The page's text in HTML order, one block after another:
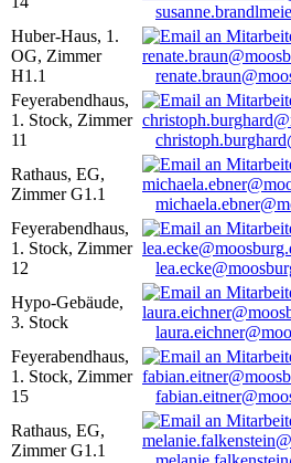
Huber-Haus, 1.
OG, Zimmer
H1.1
Feyerabendhaus,
1. Stock, Zimmer
11
Rathaus, EG,
Zimmer G1.1
Feyerabendhaus,
1. Stock, Zimmer
12
Hypo-Gebäude,
3. Stock
Feyerabendhaus,
1. Stock, Zimmer
15
Rathaus, EG,
Zimmer G1.1